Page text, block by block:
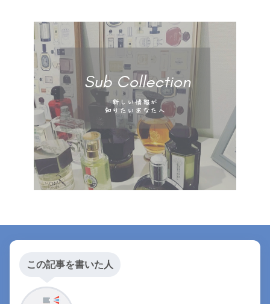
この記事を書いた人